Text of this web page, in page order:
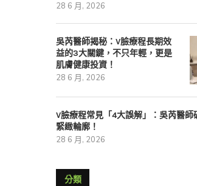
28 6 月, 2026
吳芮醫師揭秘：V臉療程長期效
益的3大關鍵，不只年輕，更是
肌膚健康投資！
28 6 月, 2026
V臉療程常見「4大誤解」：吳芮醫師
緊緻輪廓！
28 6 月, 2026
分類